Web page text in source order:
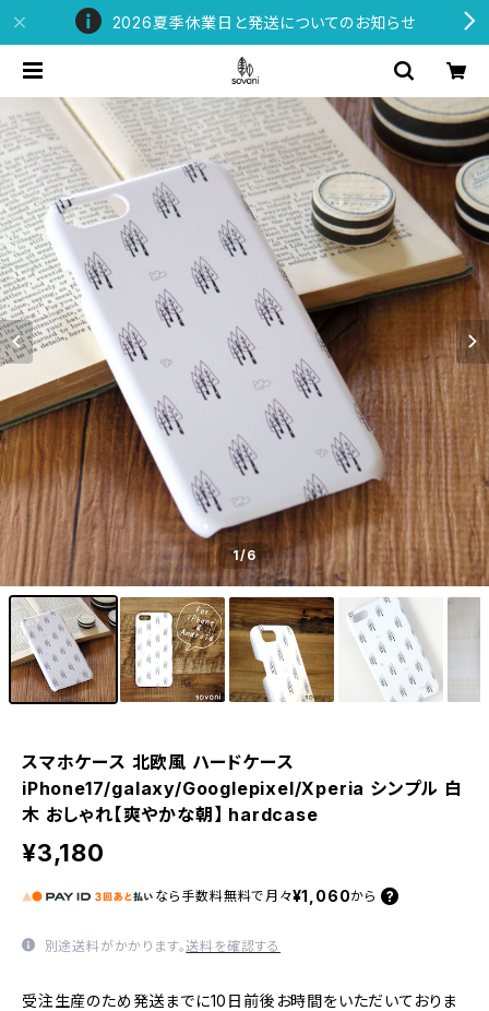
2026夏季休業日と発送についてのお知らせ
1/6
スマホケース 北欧風 ハードケース
iPhone17/galaxy/Googlepixel/Xperia シンプル 白
木 おしゃれ【爽やかな朝】 hardcase
¥3,180
なら 手数料無料で 月々¥1,060から
別途送料がかかります。送料を確認する
受注生産のため発送までに10日前後お時間をいただいておりま